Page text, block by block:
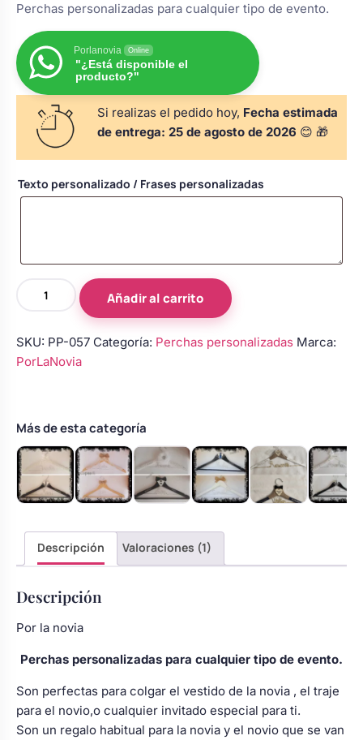
alianzas
porta alianzas
de boda
y pala tarta
damas de honor
floral coche
Perchas de comunión
personalizadas
Rasca y Gana para Comunión:
Sorpresas y Diversión
Detalles de comunión para invitados
Ver todo
Bolsos personalizados
Neceseres personalizados
Otros regalos
Perchas personalizadas para cualquier tipo de evento.
Porlanovia Online
"¿Está disponible el
producto?"
Si realizas el pedido hoy, Fecha estimada
de entrega: 25 de agosto de 2026 😊 🎁
Texto personalizado / Frases personalizadas
lazo
rosa
marino
con
pajarita
roja
cantidad
Añadir al carrito
SKU: PP-057 Categoría: Perchas personalizadas Marca:
PorLaNovia
Más de esta categoría
Descripción Valoraciones (1)
Descripción
Por la novia
Perchas personalizadas para cualquier tipo de evento.
Son perfectas para colgar el vestido de la novia , el traje
para el novio,o cualquier invitado especial para ti.
Son un regalo habitual para la novia y el novio que se van